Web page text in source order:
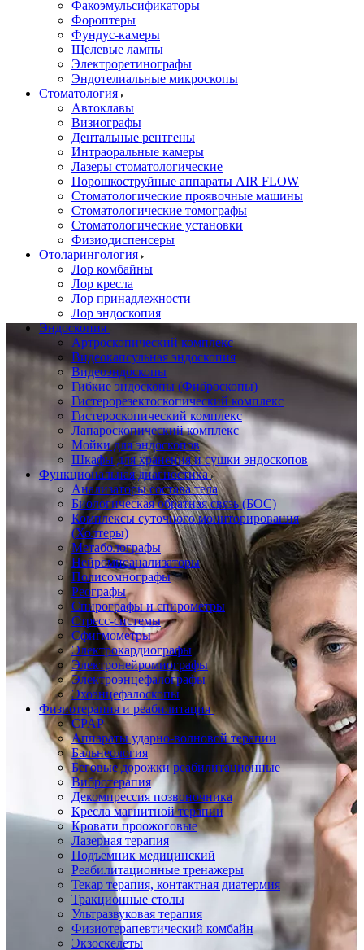
Факоэмульсификаторы
Фороптеры
Фундус-камеры
Щелевые лампы
Электроретинографы
Эндотелиальные микроскопы
Стоматология
Автоклавы
Визиографы
Дентальные рентгены
Интраоральные камеры
Лазеры стоматологические
Порошкоструйные аппараты AIR FLOW
Стоматологические проявочные машины
Стоматологические томографы
Стоматологические установки
Физиодиспенсеры
Отоларингология
Лор комбайны
Лор кресла
Лор принадлежности
Лор эндоскопия
Эндоскопия
Артроскопический комплекс
Видеокапсульная эндоскопия
Видеоэндоскопы
Гибкие эндоскопы (Фиброcкопы)
Гистерорезектоскопический комплекс
Гистероскопический комплекс
Лапароскопический комплекс
Мойки для эндоскопов
Шкафы для хранения и сушки эндоскопов
Функциональная диагностика
Анализаторы состава тела
Биологическая обратная связь (БОС)
Комплексы суточного мониторирования
(Холтеры)
Метаболографы
Нейромиоанализаторы
Полисомнографы
Реографы
Спирографы и спирометры
Стресс-системы
Сфигмометры
Электрокардиографы
Электронейромиографы
Электроэнцефалографы
Эхоэнцефалоскопы
Физиотерапия и реабилитация
CPAP
Аппараты ударно-волновой терапии
Бальнеология
Беговые дорожки реабилитационные
Вибротерапия
Декомпрессия позвоночника
Кресла магнитной терапии
Кровати проожоговые
Лазерная терапия
Подъемник медицинский
Реабилитационные тренажеры
Текар терапия, контактная диатермия
Тракционные столы
Ультразвуковая терапия
Физиотерапевтический комбайн
Экзоскелеты